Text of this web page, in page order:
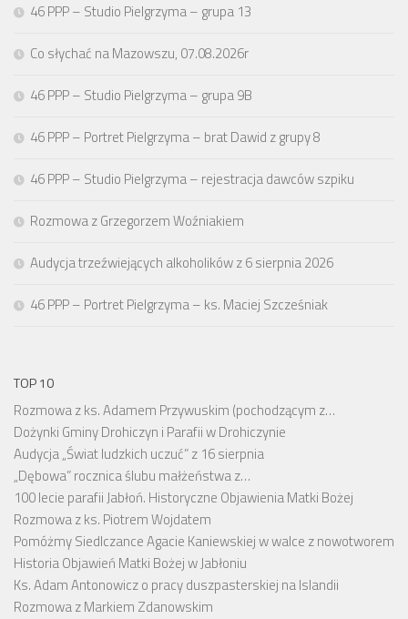
46 PPP – Studio Pielgrzyma – grupa 13
Co słychać na Mazowszu, 07.08.2026r
46 PPP – Studio Pielgrzyma – grupa 9B
46 PPP – Portret Pielgrzyma – brat Dawid z grupy 8
46 PPP – Studio Pielgrzyma – rejestracja dawców szpiku
Rozmowa z Grzegorzem Woźniakiem
Audycja trzeźwiejących alkoholików z 6 sierpnia 2026
46 PPP – Portret Pielgrzyma – ks. Maciej Szcześniak
TOP 10
Rozmowa z ks. Adamem Przywuskim (pochodzącym z…
Dożynki Gminy Drohiczyn i Parafii w Drohiczynie
Audycja „Świat ludzkich uczuć” z 16 sierpnia
„Dębowa” rocznica ślubu małżeństwa z…
100 lecie parafii Jabłoń. Historyczne Objawienia Matki Bożej
Rozmowa z ks. Piotrem Wojdatem
Pomóżmy Siedlczance Agacie Kaniewskiej w walce z nowotworem
Historia Objawień Matki Bożej w Jabłoniu
Ks. Adam Antonowicz o pracy duszpasterskiej na Islandii
Rozmowa z Markiem Zdanowskim